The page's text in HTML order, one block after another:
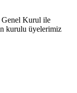
Genel Kurul ile
kurulu üyelerimiz